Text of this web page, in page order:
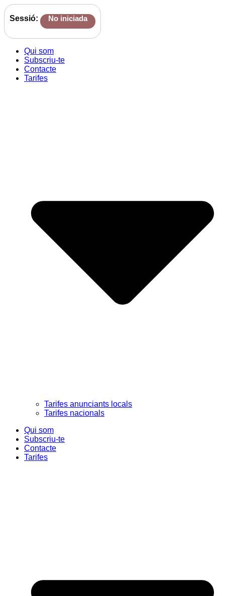
Sessió: No iniciada
Qui som
Subscriu-te
Contacte
Tarifes
Tarifes anunciants locals
Tarifes nacionals
Qui som
Subscriu-te
Contacte
Tarifes